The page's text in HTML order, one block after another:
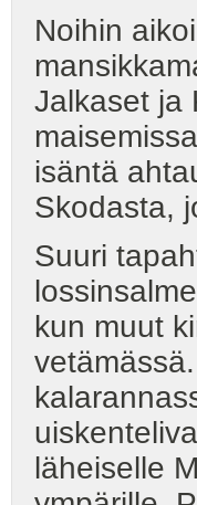
Noihin
Jalkaset ja
isäntä
Skodasta,
Suuri
kun muut
läheiselle